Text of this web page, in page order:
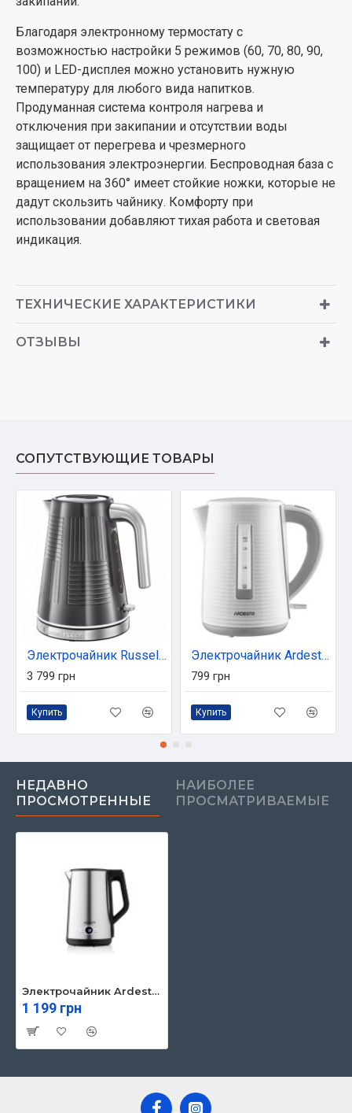
Благодаря электронному термостату с
возможностью настройки 5 режимов (60, 70, 80, 90,
100) и LED-дисплея можно установить нужную
температуру для любого вида напитков.
Продуманная система контроля нагрева и
отключения при закипании и отсутствии воды
защищает от перегрева и чрезмерного
использования электроэнергии. Беспроводная база с
вращением на 360° имеет стойкие ножки, которые не
дадут скользить чайнику. Комфорту при
использовании добавляют тихая работа и световая
индикация.
ТЕХНИЧЕСКИЕ ХАРАКТЕРИСТИКИ
ОТЗЫВЫ
СОПУТСТВУЮЩИЕ ТОВАРЫ
Электрочайник Russell Hobbs 25240-70
3 799 грн
Купить
Электрочайник Ardesto EKL-F17WG
799 грн
Купить
НЕДАВНО
ПРОСМОТРЕННЫЕ
НАИБОЛЕЕ
ПРОСМАТРИВАЕМЫЕ
Электрочайник Ardesto EKL-X52E
1 199 грн